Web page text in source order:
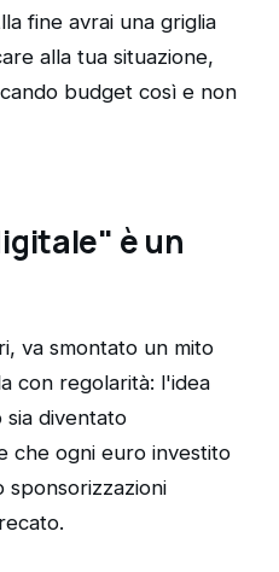
fine avrai una griglia
alla tua situazione,
budget così e non
è un
va smontato un mito
con regolarità: l'idea
sia diventato
che ogni euro investito
sponsorizzazioni